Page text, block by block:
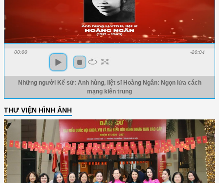
00:00 -20:04
Những người Kể sử: Anh hùng, liệt sĩ Hoàng Ngân: Ngọn lửa cách
mạng kiên trung
THƯ VIỆN HÌNH ẢNH